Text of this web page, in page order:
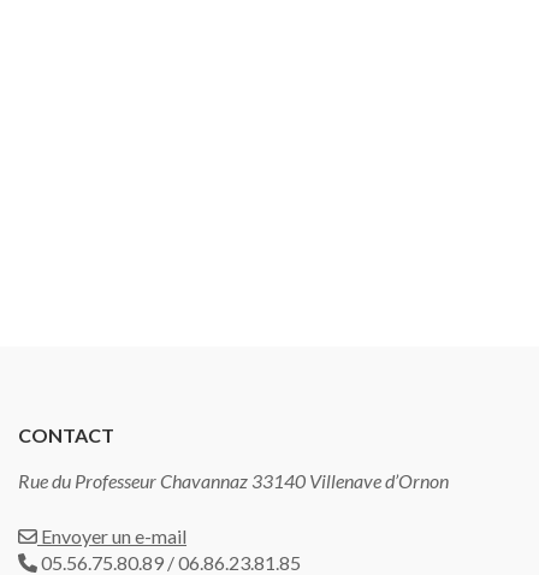
CONTACT
Rue du Professeur Chavannaz 33140 Villenave d’Ornon
Envoyer un e-mail
05.56.75.80.89 / 06.86.23.81.85